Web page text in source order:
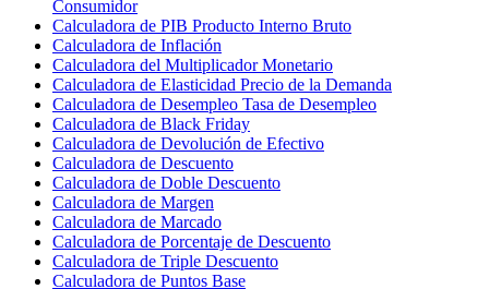
Consumidor
Calculadora de PIB Producto Interno Bruto
Calculadora de Inflación
Calculadora del Multiplicador Monetario
Calculadora de Elasticidad Precio de la Demanda
Calculadora de Desempleo Tasa de Desempleo
Calculadora de Black Friday
Calculadora de Devolución de Efectivo
Calculadora de Descuento
Calculadora de Doble Descuento
Calculadora de Margen
Calculadora de Marcado
Calculadora de Porcentaje de Descuento
Calculadora de Triple Descuento
Calculadora de Puntos Base